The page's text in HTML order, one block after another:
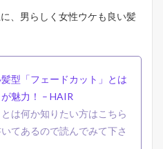
、男らしく女性ウケも良い髪
型「フェードカット」とは
魅力！ – HAIR
は何か知りたい方はこちら
てあるので読んでみて下さ